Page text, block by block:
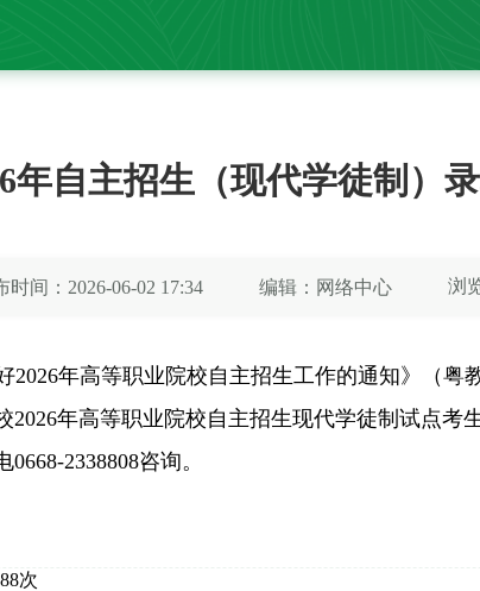
年自主招生（现代学徒制）
时间：2026-06-02 17:34 编辑：网络中心 浏
年高等职业院校自主招生工作的通知》（
年高等职业院校自主招生现代学徒制试点考
2338808咨询。
次